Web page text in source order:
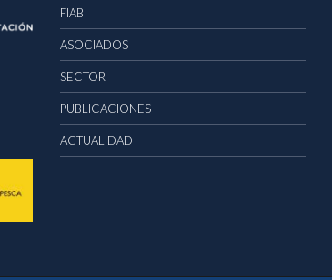
FIAB
ASOCIADOS
SECTOR
PUBLICACIONES
ACTUALIDAD